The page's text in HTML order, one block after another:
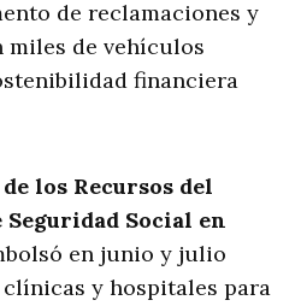
de reclamaciones y
miles de vehículos
financiera
los Recursos del
Social en
en junio y julio
y hospitales para